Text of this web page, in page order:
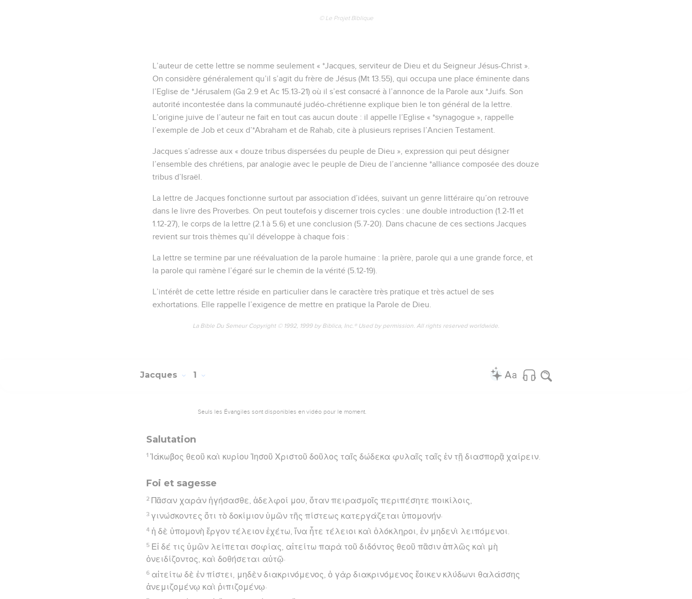
© Le Projet Biblique
L’auteur de cette lettre se nomme seulement « *Jacques, serviteur de Dieu et du Seigneur Jésus-Christ ».
On considère généralement qu’il s’agit du frère de Jésus (Mt 13.55), qui occupa une place éminente dans
l’Eglise de *Jérusalem (Ga 2.9 et Ac 15.13-21) où il s’est consacré à l’annonce de la Parole aux *Juifs. Son
autorité incontestée dans la communauté judéo-chrétienne explique bien le ton général de la lettre.
L’origine juive de l’auteur ne fait en tout cas aucun doute : il appelle l’Eglise « *synagogue », rappelle
l’exemple de Job et ceux d’*Abraham et de Rahab, cite à plusieurs reprises l’Ancien Testament.
Jacques s’adresse aux « douze tribus dispersées du peuple de Dieu », expression qui peut désigner
l’ensemble des chrétiens, par analogie avec le peuple de Dieu de l’ancienne *alliance composée des douze
tribus d’Israël.
La lettre de Jacques fonctionne surtout par association d’idées, suivant un genre littéraire qu’on retrouve
dans le livre des Proverbes. On peut toutefois y discerner trois cycles : une double introduction (1.2-11 et
1.12-27), le corps de la lettre (2.1 à 5.6) et une conclusion (5.7-20). Dans chacune de ces sections Jacques
revient sur trois thèmes qu’il développe à chaque fois :
La lettre se termine par une réévaluation de la parole humaine : la prière, parole qui a une grande force, et
la parole qui ramène l’égaré sur le chemin de la vérité (5.12-19).
L’intérêt de cette lettre réside en particulier dans le caractère très pratique et très actuel de ses
exhortations. Elle rappelle l’exigence de mettre en pratique la Parole de Dieu.
La Bible Du Semeur Copyright © 1992, 1999 by Biblica, Inc.® Used by permission. All rights reserved worldwide.
Jacques 1
Seuls les Évangiles sont disponibles en vidéo pour le moment.
Salutation
1 Ἰάκωβος θεοῦ καὶ κυρίου Ἰησοῦ Χριστοῦ δοῦλος ταῖς δώδεκα φυλαῖς ταῖς ἐν τῇ διασπορᾷ χαίρειν.
Foi et sagesse
2 Πᾶσαν χαρὰν ἡγήσασθε, ἀδελφοί μου, ὅταν πειρασμοῖς περιπέσητε ποικίλοις,
3 γινώσκοντες ὅτι τὸ δοκίμιον ὑμῶν τῆς πίστεως κατεργάζεται ὑπομονήν·
4 ἡ δὲ ὑπομονὴ ἔργον τέλειον ἐχέτω, ἵνα ἦτε τέλειοι καὶ ὁλόκληροι, ἐν μηδενὶ λειπόμενοι.
5 Εἰ δέ τις ὑμῶν λείπεται σοφίας, αἰτείτω παρὰ τοῦ διδόντος θεοῦ πᾶσιν ἁπλῶς καὶ μὴ
ὀνειδίζοντος, καὶ δοθήσεται αὐτῷ·
6 αἰτείτω δὲ ἐν πίστει, μηδὲν διακρινόμενος, ὁ γὰρ διακρινόμενος ἔοικεν κλύδωνι θαλάσσης
ἀνεμιζομένῳ καὶ ῥιπιζομένῳ·